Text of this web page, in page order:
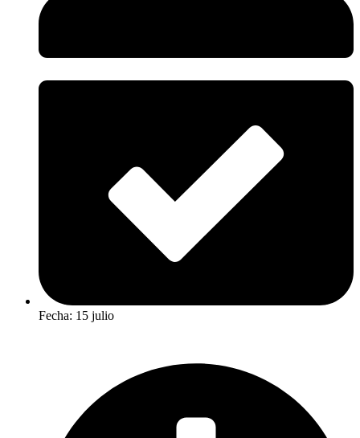
Fecha: 15 julio